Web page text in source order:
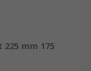
225 mm 175